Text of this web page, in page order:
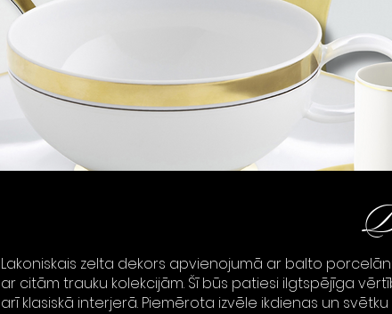
Lakoniskais zelta dekors apvienojumā ar balto
ar citām trauku kolekcijām. Šī būs patiesi ilgtspējīga
arī klasiskā interjerā. Piemērota izvēle ikdienas un